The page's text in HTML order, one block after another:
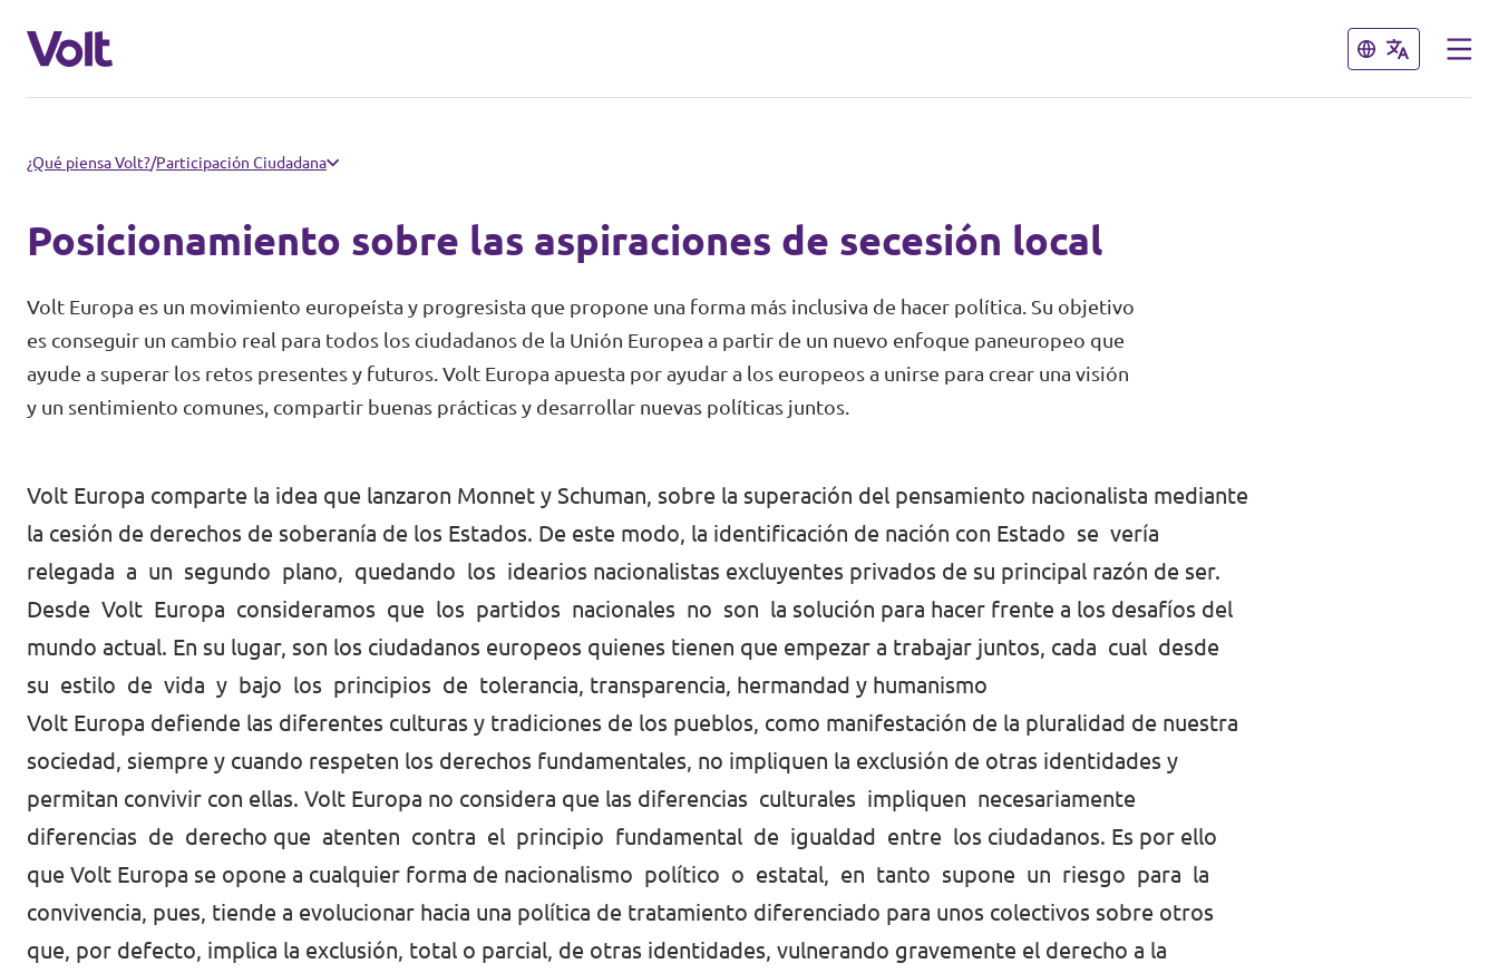
Cerrar
Conoce otros equipos de Volt
Volt Albania
Volt Austria
Volt Bélgica
Volt Croacia
Volt Chequia
Volt Dinamarca
Volt Eslovaquia
Volt Eslovenia
Volt Estonia
Volt Finlandia [facebook]
Volt Francia
Volt Grecia
Cerrar
Sobre Volt
Personas
Agenda
Elecciones al Parlamento Europeo
Únete
Dona
¿Qué piensa Volt?/Participación Ciudadana
Posicionamiento sobre las aspiraciones de secesión local
Volt Europa es un movimiento europeísta y progresista que propone una forma más inclusiva de hacer política. Su objetivo
es conseguir un cambio real para todos los ciudadanos de la Unión Europea a partir de un nuevo enfoque paneuropeo que
ayude a superar los retos presentes y futuros. Volt Europa apuesta por ayudar a los europeos a unirse para crear una visión
y un sentimiento comunes, compartir buenas prácticas y desarrollar nuevas políticas juntos.
Volt Europa comparte la idea que lanzaron Monnet y Schuman, sobre la superación del pensamiento nacionalista mediante
la cesión de derechos de soberanía de los Estados. De este modo, la identificación de nación con Estado se vería
relegada a un segundo plano, quedando los idearios nacionalistas excluyentes privados de su principal razón de ser.
Desde Volt Europa consideramos que los partidos nacionales no son la solución para hacer frente a los desafíos del
mundo actual. En su lugar, son los ciudadanos europeos quienes tienen que empezar a trabajar juntos, cada cual desde
su estilo de vida y bajo los principios de tolerancia, transparencia, hermandad y humanismo
Volt Europa defiende las diferentes culturas y tradiciones de los pueblos, como manifestación de la pluralidad de nuestra
sociedad, siempre y cuando respeten los derechos fundamentales, no impliquen la exclusión de otras identidades y
permitan convivir con ellas. Volt Europa no considera que las diferencias culturales impliquen necesariamente
diferencias de derecho que atenten contra el principio fundamental de igualdad entre los ciudadanos. Es por ello
que Volt Europa se opone a cualquier forma de nacionalismo político o estatal, en tanto supone un riesgo para la
convivencia, pues, tiende a evolucionar hacia una política de tratamiento diferenciado para unos colectivos sobre otros
que, por defecto, implica la exclusión, total o parcial, de otras identidades, vulnerando gravemente el derecho a la